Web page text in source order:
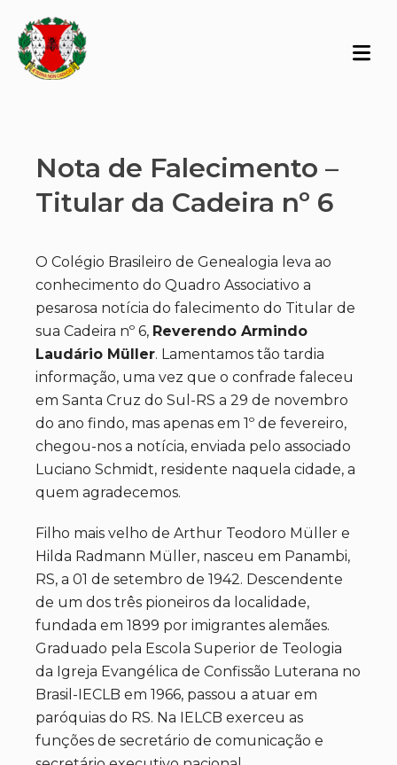
Nota de Falecimento –
Titular da Cadeira nº 6
O Colégio Brasileiro de Genealogia leva ao
conhecimento do Quadro Associativo a
pesarosa notícia do falecimento do Titular de
sua Cadeira nº 6, Reverendo Armindo
Laudário Müller. Lamentamos tão tardia
informação, uma vez que o confrade faleceu
em Santa Cruz do Sul-RS a 29 de novembro
do ano findo, mas apenas em 1º de fevereiro,
chegou-nos a notícia, enviada pelo associado
Luciano Schmidt, residente naquela cidade, a
quem agradecemos.
Filho mais velho de Arthur Teodoro Müller e
Hilda Radmann Müller, nasceu em Panambi,
RS, a 01 de setembro de 1942. Descendente
de um dos três pioneiros da localidade,
fundada em 1899 por imigrantes alemães.
Graduado pela Escola Superior de Teologia
da Igreja Evangélica de Confissão Luterana no
Brasil-IECLB em 1966, passou a atuar em
paróquias do RS. Na IELCB exerceu as
funções de secretário de comunicação e